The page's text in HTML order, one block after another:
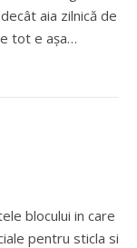
aia zilnică de
tot e așa…
blocului in care
pentru sticla si